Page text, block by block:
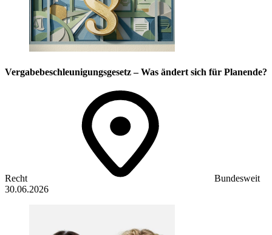
Vergabebeschleunigungsgesetz – Was ändert sich für Planende?
Recht
Bundesweit
30.06.2026